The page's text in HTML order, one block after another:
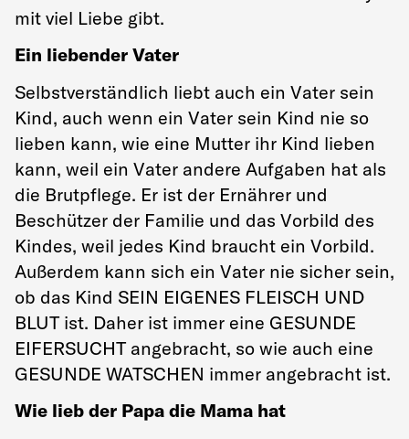
mit viel Liebe gibt.
Ein liebender Vater
Selbstverständlich liebt auch ein Vater sein
Kind, auch wenn ein Vater sein Kind nie so
lieben kann, wie eine Mutter ihr Kind lieben
kann, weil ein Vater andere Aufgaben hat als
die Brutpflege. Er ist der Ernährer und
Beschützer der Familie und das Vorbild des
Kindes, weil jedes Kind braucht ein Vorbild.
Außerdem kann sich ein Vater nie sicher sein,
ob das Kind SEIN EIGENES FLEISCH UND
BLUT ist. Daher ist immer eine GESUNDE
EIFERSUCHT angebracht, so wie auch eine
GESUNDE WATSCHEN immer angebracht ist.
Wie lieb der Papa die Mama hat